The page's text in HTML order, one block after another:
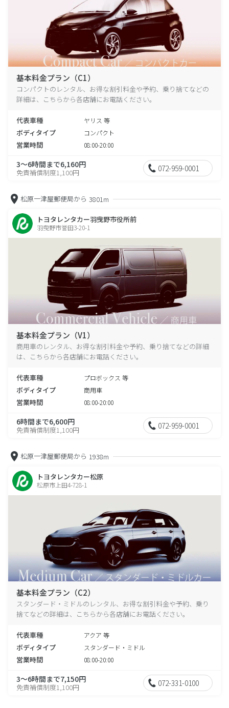
基本料金プラン（C1）
コンパクトのレンタル、お得な割引料金や予約、乗り捨てなどの
詳細は、こちらから各店舗にお電話ください。
代表車種 ヤリス 等
ボディタイプ コンパクト
営業時間 08:00-20:00
3～6時間まで6,160円
免責補償制度1,100円 072-959-0001
松原一津屋郵便局から 3801m
トヨタレンタカー羽曳野市役所前
羽曳野市誉田3-20-1
基本料金プラン（V1）
商用車のレンタル、お得な割引料金や予約、乗り捨てなどの詳細
は、こちらから各店舗にお電話ください。
代表車種 プロボックス 等
ボディタイプ 商用車
営業時間 08:00-20:00
6時間まで6,600円
免責補償制度1,100円 072-959-0001
松原一津屋郵便局から 1938m
トヨタレンタカー松原
松原市上田4-728-1
基本料金プラン（C2）
スタンダード・ミドルのレンタル、お得な割引料金や予約、乗り
捨てなどの詳細は、こちらから各店舗にお電話ください。
代表車種 アクア 等
ボディタイプ スタンダード・ミドル
営業時間 08:00-20:00
3～6時間まで7,150円
免責補償制度1,100円 072-331-0100